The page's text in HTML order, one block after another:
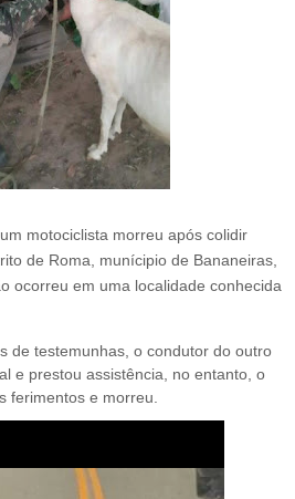
motociclista morreu após colidir
de Roma, munícipio de Bananeiras,
ocorreu em uma localidade conhecida
de testemunhas, o condutor do outro
e prestou assistência, no entanto, o
ferimentos e morreu.